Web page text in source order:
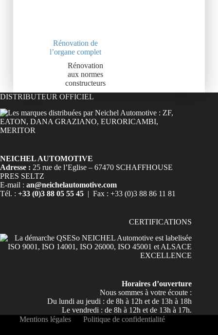
Rénovation de
l’organe complet
Rénovation
aux normes
constructeurs
DISTRIBUTEUR OFFICIEL
NEICHEL AUTOMOTIVE
Adresse : 25 rue de l’Eglise – 67470 SCHAFFHOUSE
PRES SELTZ
E-mail : an@neichelautomotive.com
Tél. : +33 (0)3 88 05 55 45 | Fax : +33 (0)3 88 86 11 81
CERTIFICATIONS
Horaires d’ouverture
Nous sommes à votre écoute :
Du lundi au jeudi : de 8h à 12h et de 13h à 18h
Le vendredi : de 8h à 12h et de 13h à 17h.
Mentions légales
Politique de confidentialité